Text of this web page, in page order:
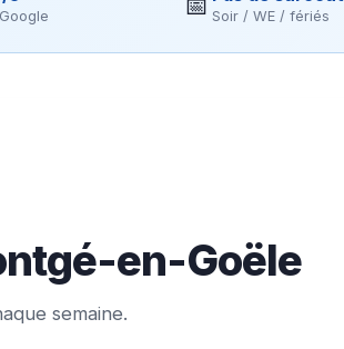
Soir / WE / fériés
en-Goële
semaine.